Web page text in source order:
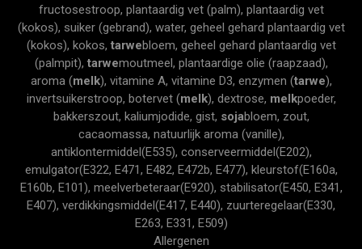
fructosestroop, plantaardig vet (palm), plantaardig vet
(kokos), suiker (gebrand), water, geheel gehard plantaardig vet
(kokos), kokos, tarwebloem, geheel gehard plantaardig vet
(palmpit), tarwemoutmeel, plantaardige olie (raapzaad),
aroma (melk), vitamine A, vitamine D3, enzymen (tarwe),
invertsuikerstroop, botervet (melk), dextrose, melkpoeder,
bakkerszout, kaliumjodide, gist, sojabloem, zout,
cacaomassa, natuurlijk aroma (vanille),
antiklontermiddel(E535), conserveermiddel(E202),
emulgator(E322, E471, E482, E472b, E477), kleurstof(E160a,
E160b, E101), meelverbeteraar(E920), stabilisator(E450, E341,
E407), verdikkingsmiddel(E417, E440), zuurteregelaar(E330,
E263, E331, E509)
Allergenen